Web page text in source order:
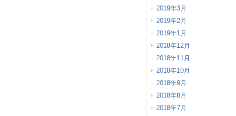
2019年3月
2019年2月
2019年1月
2018年12月
2018年11月
2018年10月
2018年9月
2018年8月
2018年7月